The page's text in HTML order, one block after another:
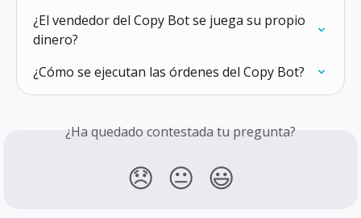
¿El vendedor del Copy Bot se juega su propio
dinero?
¿Cómo se ejecutan las órdenes del Copy Bot?
¿Ha quedado contestada tu pregunta?
😞 😐 😃